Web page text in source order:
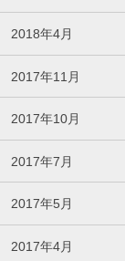
2018年4月
2017年11月
2017年10月
2017年7月
2017年5月
2017年4月